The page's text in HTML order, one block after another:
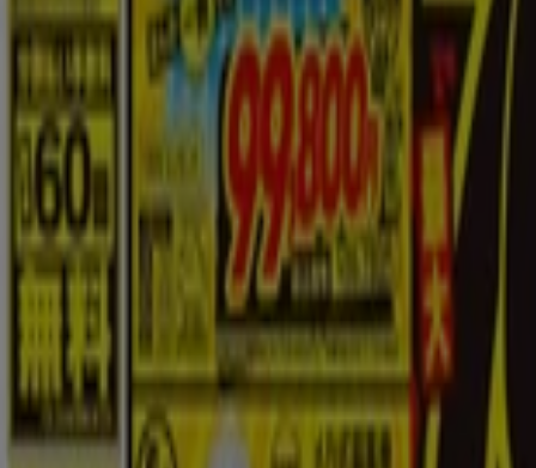
ジョーシン
ご存知ですかマザーピアの表示価格は税込価
8/13 日まで有効
新規
ジョーシン
ご存知ですかマザーピアの表示価格は税込価
8/13 日まで有効